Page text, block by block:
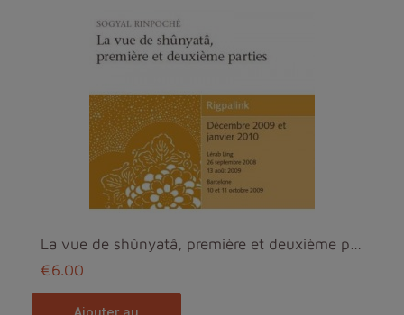
La vue de shûnyatâ, première et deuxième partie MP3
€6.00
ajouter au